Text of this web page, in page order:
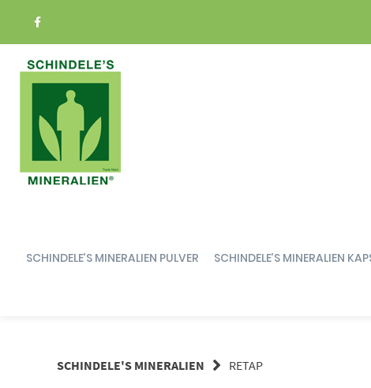
Inhalt
SCHINDELE’S MINERALIEN PULVER SCHINDELE’S MINERALIEN
SCHINDELE'S MINERALIEN RETAP